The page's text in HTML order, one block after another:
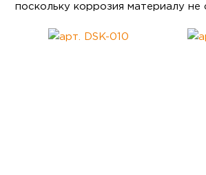
поскольку коррозия материалу не